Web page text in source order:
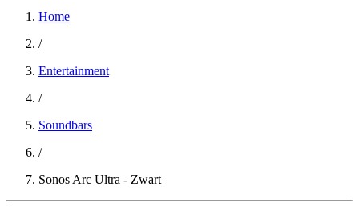
Home
/
Entertainment
/
Soundbars
/
Sonos Arc Ultra - Zwart